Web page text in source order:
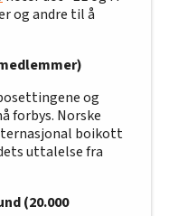
og andre til å
og
forbys. Norske
boikott
uttalelse fra
(20.000